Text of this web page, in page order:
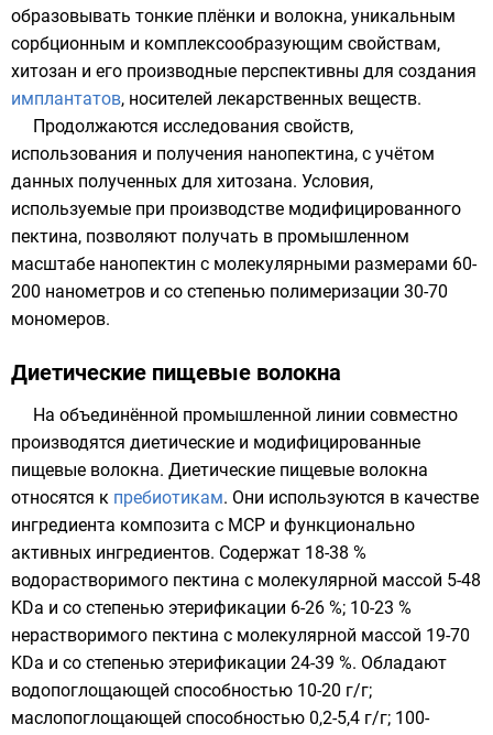
образовывать тонкие плёнки и волокна, уникальным
сорбционным и комплексообразующим свойствам,
хитозан и его производные перспективны для создания
имплантатов, носителей лекарственных веществ.
Продолжаются исследования свойств,
использования и получения нанопектина, с учётом
данных полученных для хитозана. Условия,
используемые при производстве модифицированного
пектина, позволяют получать в промышленном
масштабе нанопектин с молекулярными размерами 60-
200 нанометров и со степенью полимеризации 30-70
мономеров.
Диетические пищевые волокна
На объединённой промышленной линии совместно
производятся диетические и модифицированные
пищевые волокна. Диетические пищевые волокна
относятся к пребиотикам. Они используются в качестве
ингредиента композита с MCP и функционально
активных ингредиентов. Содержат 18-38 %
водорастворимого пектина с молекулярной массой 5-48
KDa и со степенью этерификации 6-26 %; 10-23 %
нерастворимого пектина с молекулярной массой 19-70
KDa и со степенью этерификации 24-39 %. Обладают
водопоглощающей способностью 10-20 г/г;
маслопоглощающей способностью 0,2-5,4 г/г; 100-